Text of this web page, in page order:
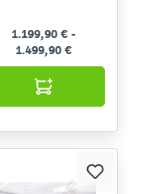
mit Klammern
1.199,90 € -
1.499,90 €